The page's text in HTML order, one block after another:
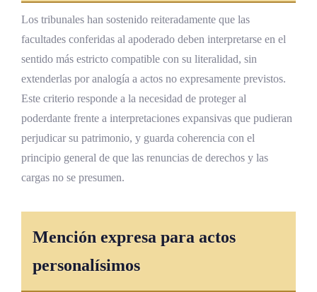
Los tribunales han sostenido reiteradamente que las
facultades conferidas al apoderado deben interpretarse en el
sentido más estricto compatible con su literalidad, sin
extenderlas por analogía a actos no expresamente previstos.
Este criterio responde a la necesidad de proteger al
poderdante frente a interpretaciones expansivas que pudieran
perjudicar su patrimonio, y guarda coherencia con el
principio general de que las renuncias de derechos y las
cargas no se presumen.
Mención expresa para actos
personalísimos